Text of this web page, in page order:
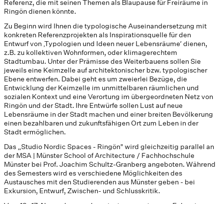
Referenz, die mit seinen Themen als Blaupause für Freiräume in
Ringön dienen könnte.
Zu Beginn wird Ihnen die typologische Auseinandersetzung mit
konkreten Referenzprojekten als Inspirationsquelle für den
Entwurf von ‚Typologien und Ideen neuer Lebensräume‘ dienen,
z.B. zu kollektiven Wohnformen, oder klimagerechtem
Stadtumbau. Unter der Prämisse des Weiterbauens sollen Sie
jeweils eine Keimzelle auf architektonischer bzw. typologischer
Ebene entwerfen. Dabei geht es um zweierlei Bezüge, die
Entwicklung der Keimzelle im unmittelbaren räumlichen und
sozialen Kontext und eine Verortung im übergeordneten Netz von
Ringön und der Stadt. Ihre Entwürfe sollen Lust auf neue
Lebensräume in der Stadt machen und einer breiten Bevölkerung
einen bezahlbaren und zukunftsfähigen Ort zum Leben in der
Stadt ermöglichen.
Das „Studio Nordic Spaces - Ringön" wird gleichzeitig parallel an
der MSA | Münster School of Architecture / Fachhochschule
Münster bei Prof. Joachim Schultz-Granberg angeboten. Während
des Semesters wird es verschiedene Möglichkeiten des
Austausches mit den Studierenden aus Münster geben - bei
Exkursion, Entwurf, Zwischen- und Schlusskritik.